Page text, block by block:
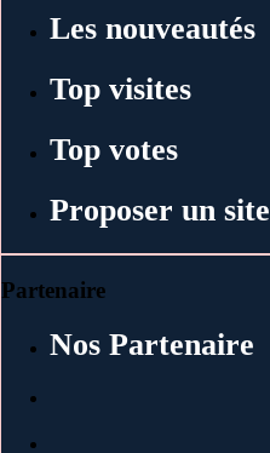
Les nouveautés
Top visites
Top votes
Proposer un site
Partenaire
Nos Partenaire